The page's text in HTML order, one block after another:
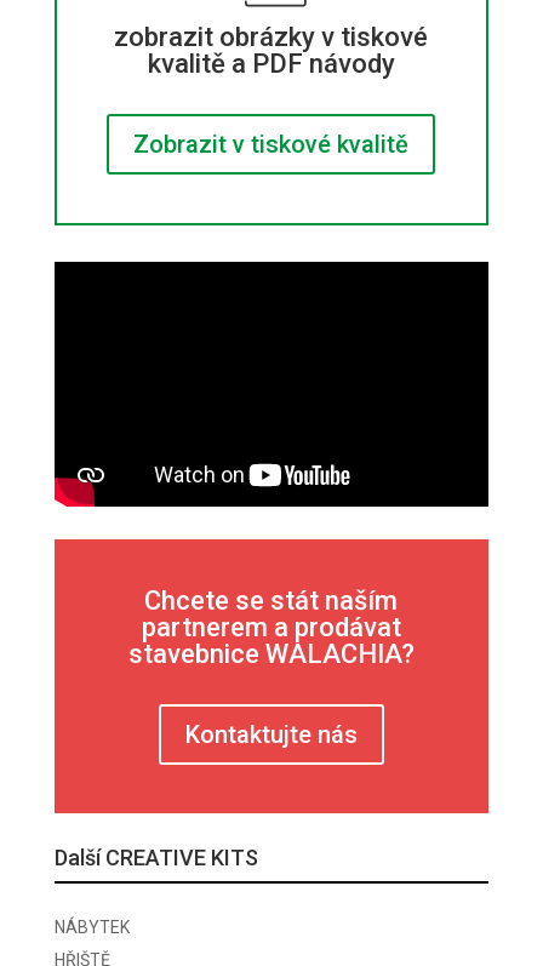
zobrazit obrázky v tiskové
kvalitě a PDF návody
Zobrazit v tiskové kvalitě
Chcete se stát naším
partnerem a prodávat
stavebnice WALACHIA?
Kontaktujte nás
Další CREATIVE KITS
NÁBYTEK
HŘIŠTĚ